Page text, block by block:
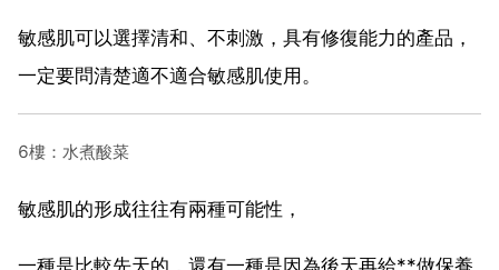
敏感肌可以選擇清和、不刺激，具有修復能力的產品，
一定要問清楚適不適合敏感肌使用。
6樓：水煮酸菜
敏感肌的形成往往有兩種可能性，
一種是比較先天的，還有一種是因為後天再給**做保養